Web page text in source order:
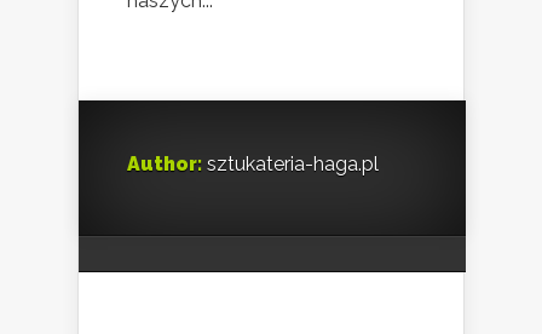
Author: sztukateria-haga.pl